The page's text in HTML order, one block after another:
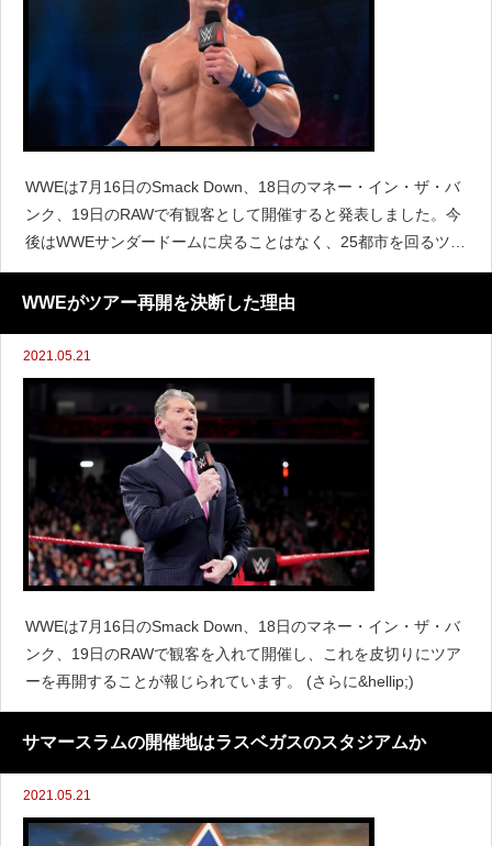
WWEは7月16日のSmack Down、18日のマネー・イン・ザ・バ
ンク、19日のRAWで有観客として開催すると発表しました。今
後はWWEサンダードームに戻ることはなく、25都市を回るツア
ーを実施することも発表されています。レスリングオブザーバ
ーのデイブ・メルツァーによると、ジョン
WWEがツアー再開を決断した理由
2021.05.21
WWEは7月16日のSmack Down、18日のマネー・イン・ザ・バ
ンク、19日のRAWで観客を入れて開催し、これを皮切りにツア
ーを再開することが報じられています。 (さらに&hellip;)
サマースラムの開催地はラスベガスのスタジアムか
2021.05.21